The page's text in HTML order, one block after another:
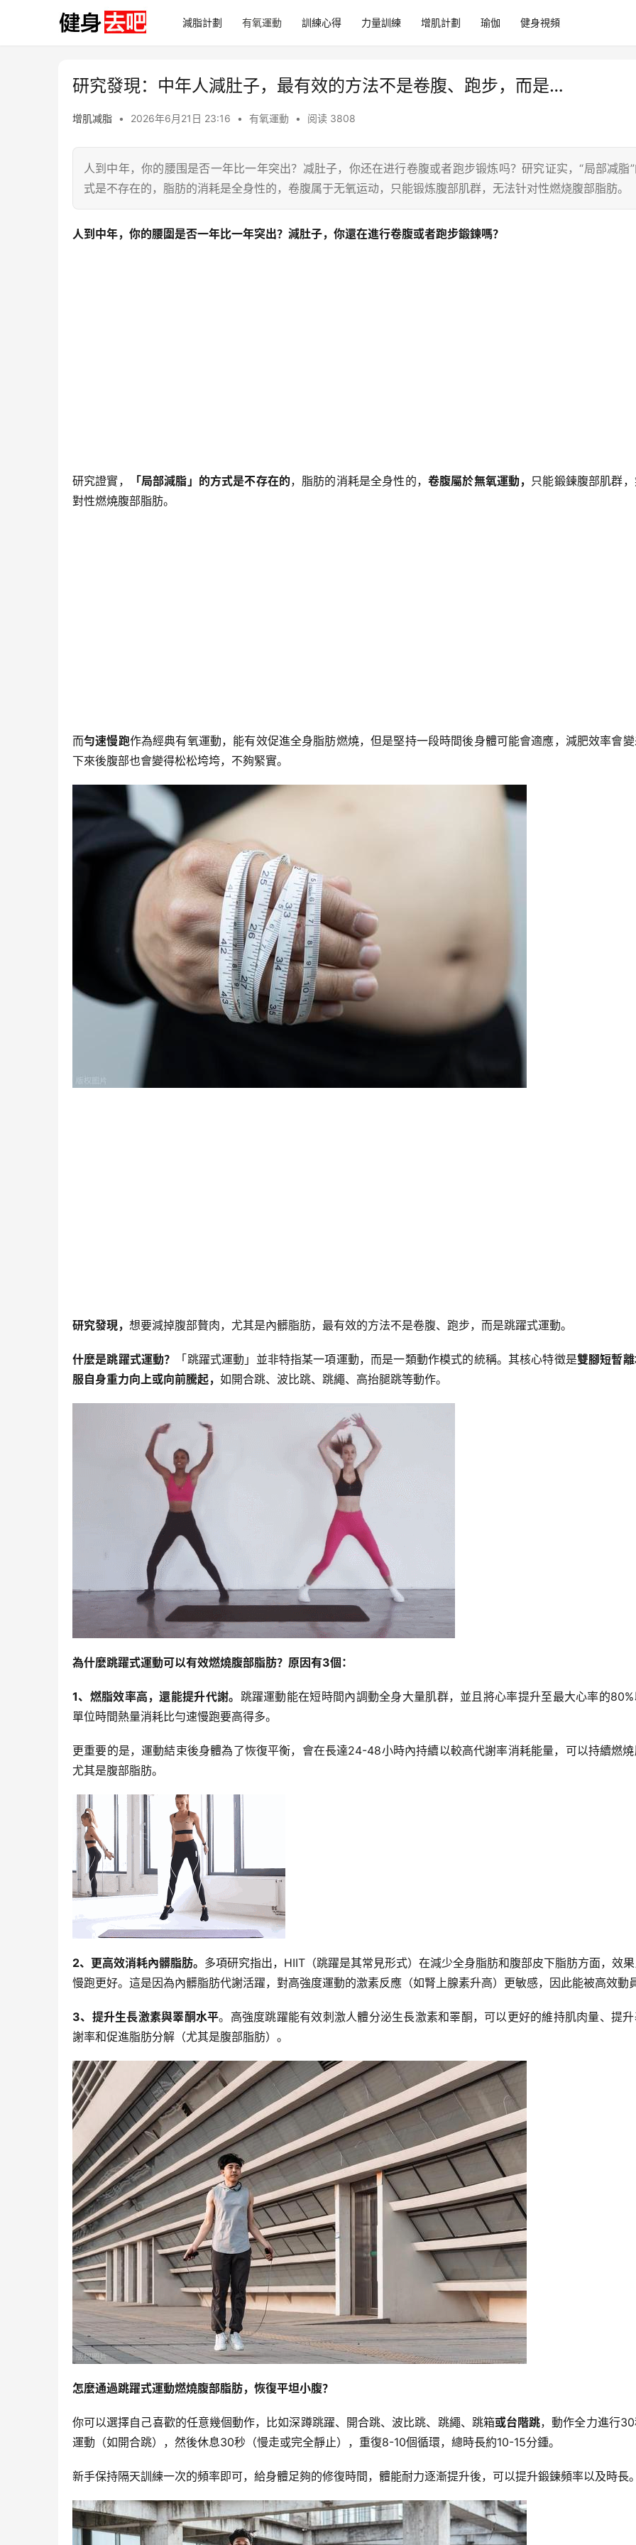
減脂計劃 有氧運動 訓練心得 力量訓練 增肌計劃 瑜伽 健身視頻
研究發現：中年人減肚子，最有效的方法不是卷腹、跑步，而是…
增肌减脂 • 2026年6月21日 23:16 • 有氧運動 • 阅读 3808
人到中年，你的腰围是否一年比一年突出？减肚子，你还在进行卷腹或者跑步锻炼吗？研究证实，“局部减脂
式是不存在的，脂肪的消耗是全身性的，卷腹属于无氧运动，只能锻炼腹部肌群，无法针对性燃烧腹部脂肪。
人到中年，你的腰圍是否一年比一年突出？減肚子，你還在進行卷腹或者跑步鍛鍊嗎？
研究證實， 「局部減脂」的方式是不存在的，脂肪的消耗是全身性的， 卷腹屬於無氧運動， 只能鍛鍊腹部肌群
對性燃燒腹部脂肪。
而勻速慢跑作為經典有氧運動，能有效促進全身脂肪燃燒，但是堅持一段時間後身體可能會適應，減肥效率會
下來後腹部也會變得松松垮垮，不夠緊實。
研究發現， 想要減掉腹部贅肉，尤其是內髒脂肪，最有效的方法不是卷腹、跑步，而是跳躍式運動。
什麼是跳躍式運動？ 「跳躍式運動」並非特指某一項運動，而是一類動作模式的統稱。其核心特徵是雙腳短暫
服自身重力向上或向前騰起， 如開合跳、波比跳、跳繩、高抬腿跳等動作。
為什麼跳躍式運動可以有效燃燒腹部脂肪？原因有3個：
1、燃脂效率高，還能提升代謝。 跳躍運動能在短時間內調動全身大量肌群，並且將心率提升至最大心率的
單位時間熱量消耗比勻速慢跑要高得多。
更重要的是，運動結束後身體為了恢復平衡，會在長達24-48小時內持續以較高代謝率消耗能量，可以持續燃
尤其是腹部脂肪。
2、更高效消耗內髒脂肪。 多項研究指出，HIIT（跳躍是其常見形式）在減少全身脂肪和腹部皮下脂肪方面，效
慢跑更好。這是因為內髒脂肪代謝活躍，對高強度運動的激素反應（如腎上腺素升高）更敏感，因此能被高效動
3、提升生長激素與睪酮水平。高強度跳躍能有效刺激人體分泌生長激素和睪酮，可以更好的維持肌肉量、提
謝率和促進脂肪分解（尤其是腹部脂肪）。
怎麼通過跳躍式運動燃燒腹部脂肪，恢復平坦小腹？
你可以選擇自己喜歡的任意幾個動作，比如深蹲跳躍、開合跳、波比跳、跳繩、跳箱或台階跳，動作全力進行
運動（如開合跳），然後休息30秒（慢走或完全靜止），重復8-10個循環，總時長約10-15分鍾。
新手保持隔天訓練一次的頻率即可，給身體足夠的修復時間，體能耐力逐漸提升後，可以提升鍛鍊頻率以及時長